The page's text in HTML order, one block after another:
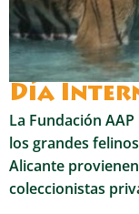
Día
La Fundación
los grandes
Alicante
coleccionistas